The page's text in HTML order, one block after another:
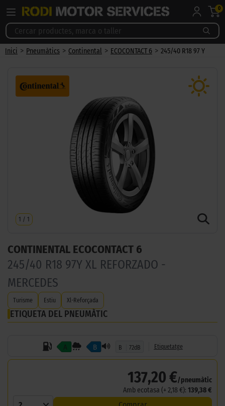
0
Inici > Pneumàtics > Continental > ECOCONTACT 6 > 245/40 R18 97 Y
1 / 1
CONTINENTAL ECOCONTACT 6
245/40 R18 97Y XL REFORZADO -
MERCEDES
Turisme Estiu Xl-Reforçada
ETIQUETA DEL PNEUMÀTIC
A B B 72dB Etiquetatge
137,20 €/pneumàtic
Amb ecotasa (+ 2,18 €): 139,38 €